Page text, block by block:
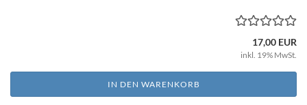
17,00 EUR
inkl. 19% MwSt.
IN DEN WARENKORB